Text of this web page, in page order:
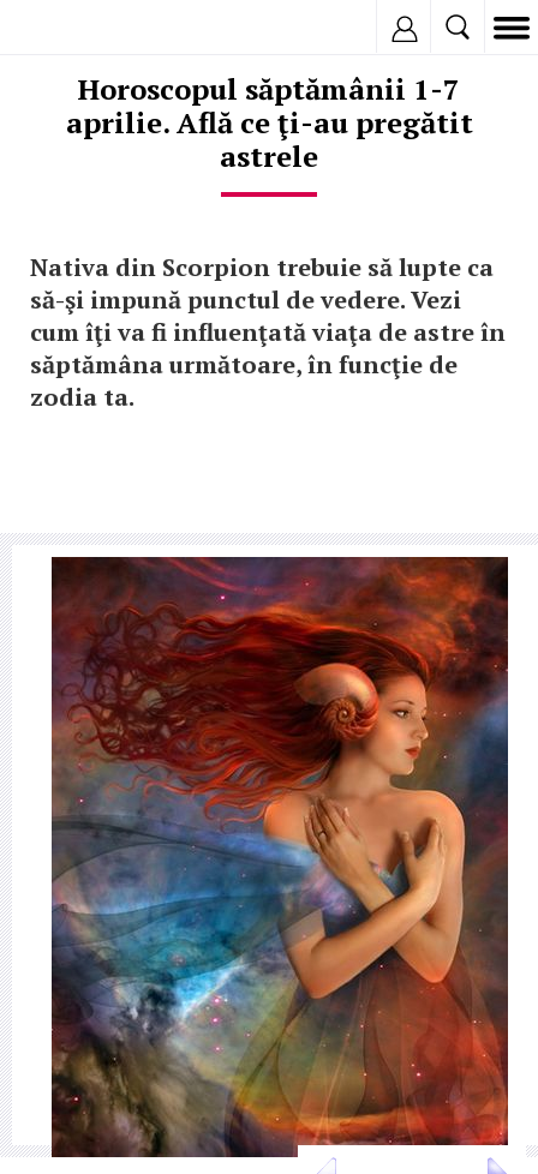
Horoscopul săptămânii 1-7
aprilie. Află ce ţi-au pregătit
astrele
Nativa din Scorpion trebuie să lupte ca
să-şi impună punctul de vedere. Vezi
cum îţi va fi influenţată viaţa de astre în
săptămâna următoare, în funcţie de
zodia ta.